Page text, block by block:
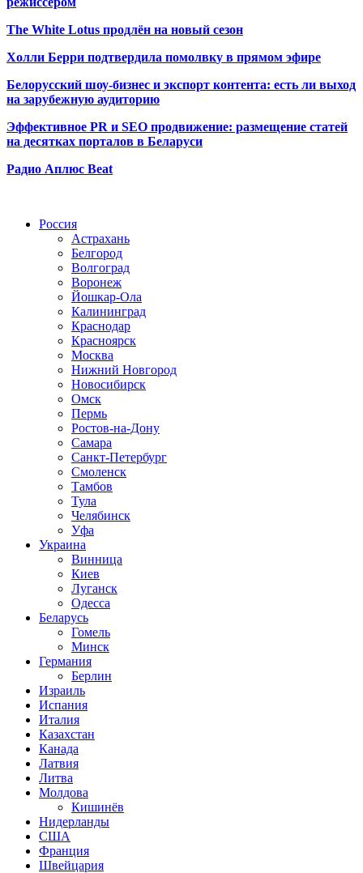
The White Lotus продлён на новый сезон
Холли Берри подтвердила помолвку в прямом эфире
Белорусский шоу-бизнес и экспорт контента: есть ли выход
на зарубежную аудиторию
Эффективное PR и SEO продвижение: размещение статей
на десятках порталов в Беларуси
Радио Аплюс Beat
Россия
Астрахань
Белгород
Волгоград
Воронеж
Йошкар-Ола
Калининград
Краснодар
Красноярск
Москва
Нижний Новгород
Новосибирск
Омск
Пермь
Ростов-на-Дону
Самара
Санкт-Петербург
Смоленск
Тамбов
Тула
Челябинск
Уфа
Украина
Винница
Киев
Луганск
Одесса
Беларусь
Гомель
Минск
Германия
Берлин
Израиль
Испания
Италия
Казахстан
Канада
Латвия
Литва
Молдова
Кишинёв
Нидерланды
США
Франция
Швейцария